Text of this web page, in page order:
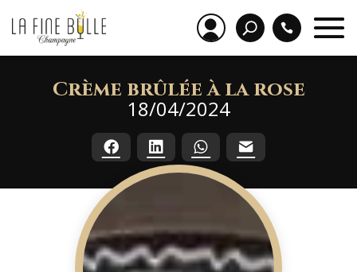
Crème brûlée à la rose
18/04/2024
FacebookLinkedIn WhatsApp